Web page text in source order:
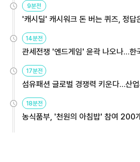
9분전
'캐시딜' 캐시워크 돈 버는 퀴즈, 정답
14분전
관세전쟁 '엔드게임' 윤곽 나오나…한
17분전
섬유패션 글로벌 경쟁력 키운다…산
18분전
농식품부, '천원의 아침밥' 참여 200